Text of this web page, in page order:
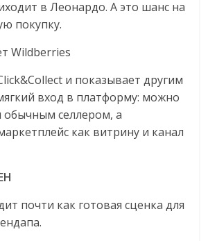
в Леонардо. А это шанс на
покупку.
Wildberries
и показывает другим
вход в платформу: можно
обычным селлером, а
как витрину и канал
почти как готовая сценка для